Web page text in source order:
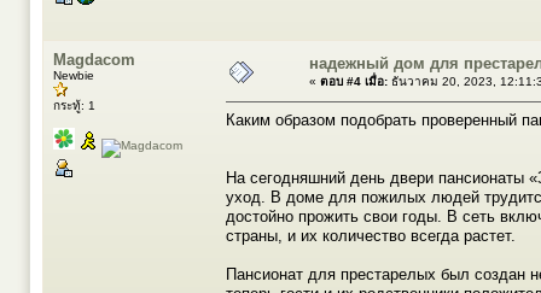
Magdacom
Newbie
กระทู้: 1
надежный дом для
« ตอบ #4 เมื่อ: ธันวาคม 20, 2023,
Каким образом подобрать проверенный
На сегодняшний день двери
уход. В доме для пожилых людей
достойно прожить свои годы. В сеть
страны, и их количество всегда растет.
Пансионат для престарелых был создан